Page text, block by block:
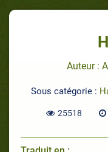
Auteur :
Sous catégorie :
25518